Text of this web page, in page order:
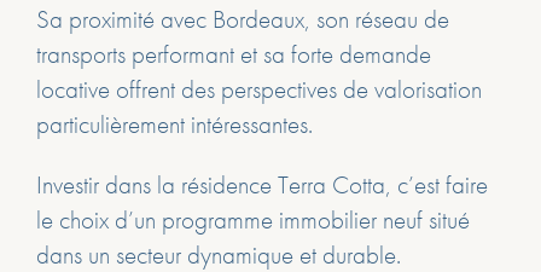
Sa proximité avec Bordeaux, son réseau de
transports performant et sa forte demande
locative offrent des perspectives de valorisation
particulièrement intéressantes.
Investir dans la résidence Terra Cotta, c’est faire
le choix d’un programme immobilier neuf situé
dans un secteur dynamique et durable.